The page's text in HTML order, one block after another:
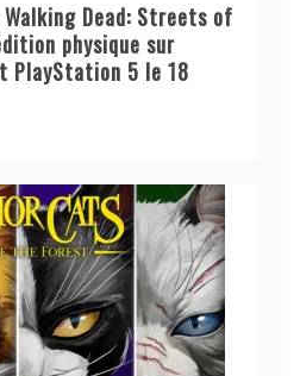
Walking Dead: Streets of
physique sur
PlayStation 5 le 18